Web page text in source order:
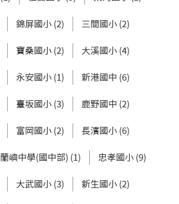
錦屏國小 (2) 三間國小 (2)
寶桑國小 (2) 大溪國小 (4)
永安國小 (1) 新港國中 (6)
臺坂國小 (3) 鹿野國中 (2)
富岡國小 (2) 長濱國小 (6)
蘭嶼中學(國中部) (1) 忠孝國小 (9)
大武國小 (3) 新生國小 (2)